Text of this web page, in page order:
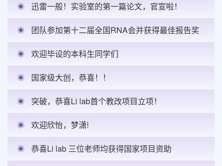
迅雷一般！实验室的第一篇论文，官宣啦！
团队参加第十二届全国RNA会并获得最佳报告奖
欢迎毕设的本科生同学们
国家级大创，恭喜！！
突破，恭喜Li lab首个教改项目立项！
欢迎欣怡，梦潇!
恭喜Li lab 三位老师均获得国家项目资助